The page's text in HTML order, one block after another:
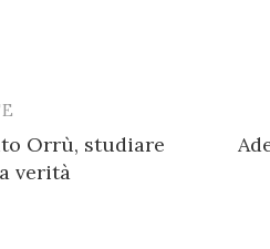
Orrù, studiare
verità